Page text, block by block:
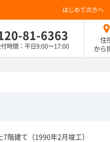
はじめての方へ
81-6363
付時間：平日9:00～17:00
住
から
7階建て（1990年2月竣工）